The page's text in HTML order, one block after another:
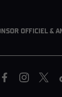
OFFICIEL &